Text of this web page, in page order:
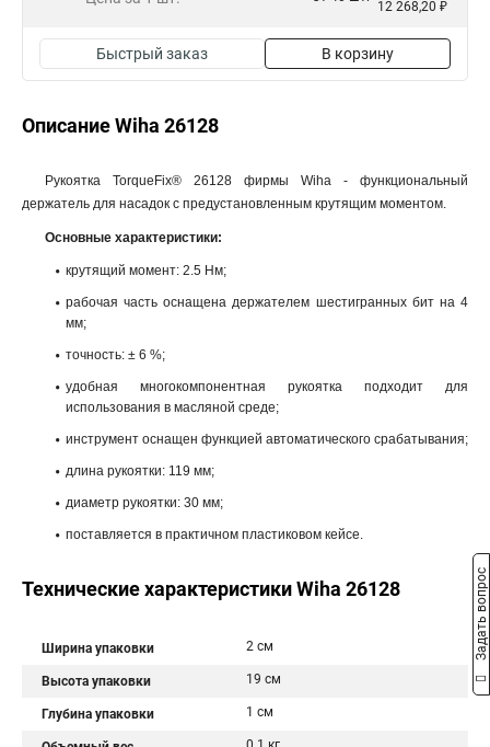
12 268,20 ₽
Быстрый заказ В корзину
Описание Wiha 26128
Рукоятка TorqueFix® 26128 фирмы Wiha - функциональный
держатель для насадок с предустановленным крутящим моментом.
Основные характеристики:
крутящий момент: 2.5 Нм;
рабочая часть оснащена держателем шестигранных бит на 4
мм;
точность: ± 6 %;
удобная многокомпонентная рукоятка подходит для
использования в масляной среде;
инструмент оснащен функцией автоматического срабатывания;
длина рукоятки: 119 мм;
диаметр рукоятки: 30 мм;
поставляется в практичном пластиковом кейсе.
Технические характеристики Wiha 26128
Ширина упаковки 2 см
Высота упаковки 19 см
Глубина упаковки 1 см
Задать вопрос